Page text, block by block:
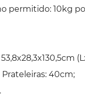
permitido: 10kg
40cm;